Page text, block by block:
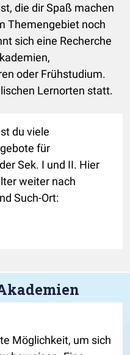
die dir Spaß machen
Themengebiet noch
sich eine Recherche
oder Frühstudium.
Lernorten statt.
du viele
für
Sek. I und II. Hier
weiter nach
Such-Ort:
Möglichkeit, um sich